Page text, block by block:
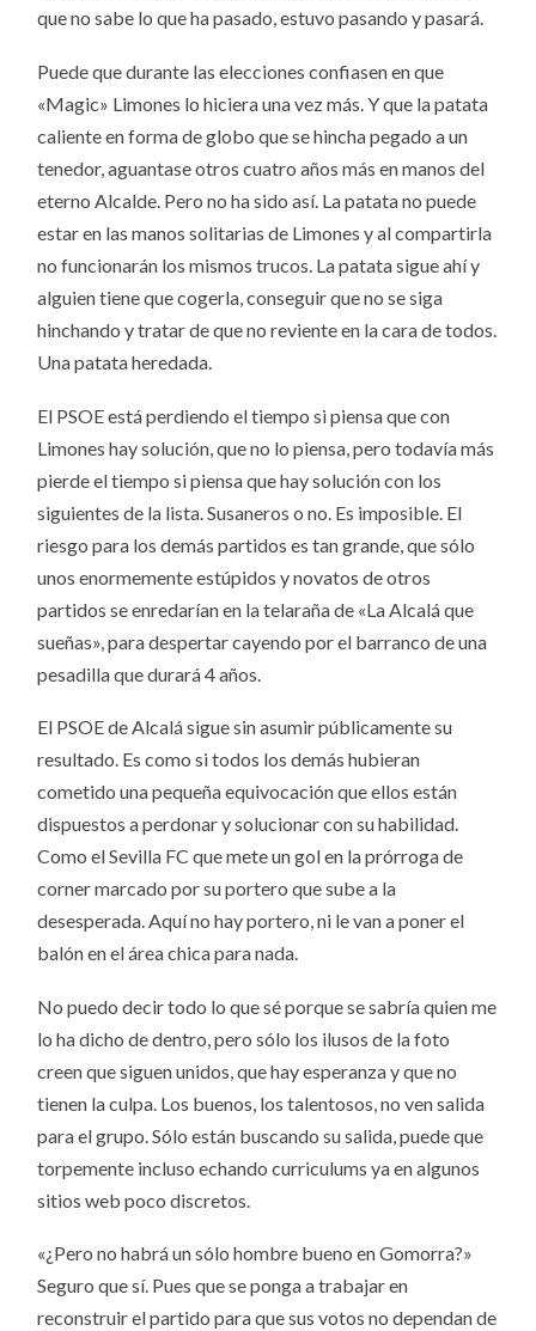
que no sabe lo que ha pasado, estuvo pasando y pasará.
Puede que durante las elecciones confiasen en que
«Magic» Limones lo hiciera una vez más. Y que la patata
caliente en forma de globo que se hincha pegado a un
tenedor, aguantase otros cuatro años más en manos del
eterno Alcalde. Pero no ha sido así. La patata no puede
estar en las manos solitarias de Limones y al compartirla
no funcionarán los mismos trucos. La patata sigue ahí y
alguien tiene que cogerla, conseguir que no se siga
hinchando y tratar de que no reviente en la cara de todos.
Una patata heredada.
El PSOE está perdiendo el tiempo si piensa que con
Limones hay solución, que no lo piensa, pero todavía más
pierde el tiempo si piensa que hay solución con los
siguientes de la lista. Susaneros o no. Es imposible. El
riesgo para los demás partidos es tan grande, que sólo
unos enormemente estúpidos y novatos de otros
partidos se enredarían en la telaraña de «La Alcalá que
sueñas», para despertar cayendo por el barranco de una
pesadilla que durará 4 años.
El PSOE de Alcalá sigue sin asumir públicamente su
resultado. Es como si todos los demás hubieran
cometido una pequeña equivocación que ellos están
dispuestos a perdonar y solucionar con su habilidad.
Como el Sevilla FC que mete un gol en la prórroga de
corner marcado por su portero que sube a la
desesperada. Aquí no hay portero, ni le van a poner el
balón en el área chica para nada.
No puedo decir todo lo que sé porque se sabría quien me
lo ha dicho de dentro, pero sólo los ilusos de la foto
creen que siguen unidos, que hay esperanza y que no
tienen la culpa. Los buenos, los talentosos, no ven salida
para el grupo. Sólo están buscando su salida, puede que
torpemente incluso echando curriculums ya en algunos
sitios web poco discretos.
«¿Pero no habrá un sólo hombre bueno en Gomorra?»
Seguro que sí. Pues que se ponga a trabajar en
reconstruir el partido para que sus votos no dependan de